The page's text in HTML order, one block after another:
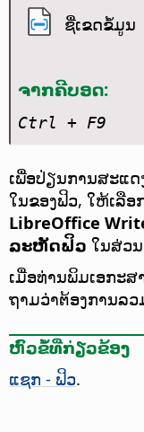
ຊື່ເຂດຂໍ້ມູນ
ຈາກຄີບອດ:
Ctrl + F9
ເພື່ອປ່ຽນການສະແ
ໃນຂອງຟິວ, ໃຫ້ເລືອ
LibreOffice
ລະຫັດຟິວ ໃນສ່ວນ
ເມື່ອທ່ານພິມເອກະສ
ຖາມວ່າຕ້ອງການລ
ຫົວຂໍ້ທີ່ກ່ຽວຂ້ອງ
ແຊກ - ຟິວ.